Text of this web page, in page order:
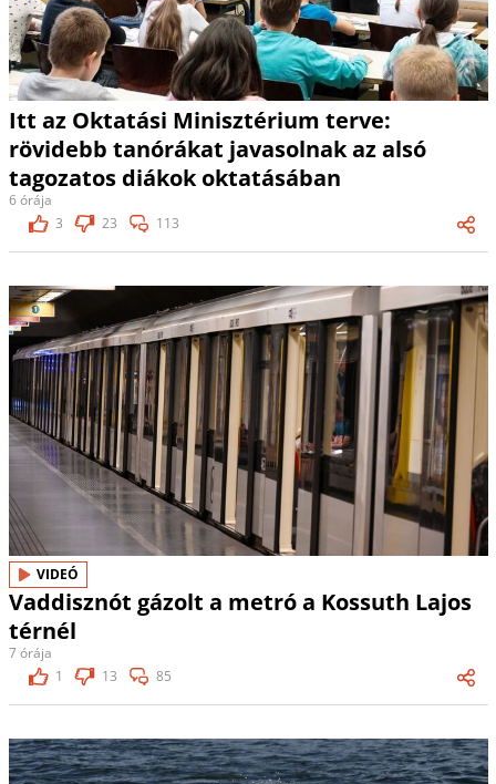
Itt az Oktatási Minisztérium terve:
rövidebb tanórákat javasolnak az alsó
tagozatos diákok oktatásában
6 órája
3
23 113
VIDEÓ
Vaddisznót gázolt a metró a Kossuth Lajos
térnél
7 órája
1
13 85